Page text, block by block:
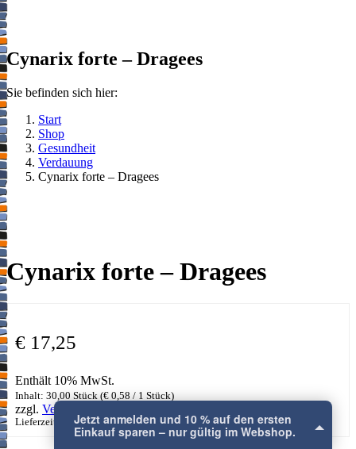
Cynarix forte – Dragees
Sie befinden sich hier:
Start
Shop
Gesundheit
Verdauung
Cynarix forte – Dragees
Cynarix forte – Dragees
€ 17,25
Enthält 10% MwSt.
Inhalt: 30,00 Stück (€ 0,58 / 1 Stück)
zzgl. Versand
Lieferzeit: ca. 2-3 Werktage